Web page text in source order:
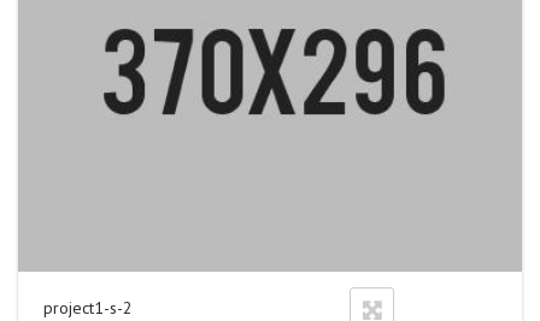
project1-s-2